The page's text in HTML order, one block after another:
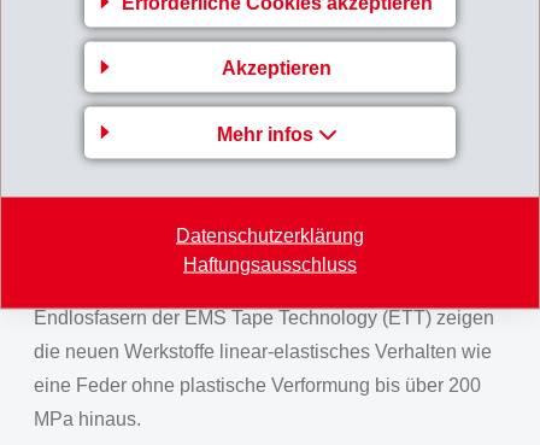
Akzeptieren
Mehr infos
Datenschutzerklärung
Haftungsausschluss
an gezielt einstellbaren Eigenschaften. Je nach
Anforderungskatalog können die Eigenschaften
entsprechend optimiert werden. Tabelle 1 zeigt einige
der Produktvarianten, die jedoch nur einen kleinen
Eigenschaften der Grivory XL-Produkte noch weiter
Endlosfasern der EMS Tape Technology (ETT) zeigen
die neuen Werkstoffe linear-elastisches Verhalten wie
eine Feder ohne plastische Verformung bis über 200
MPa hinaus.